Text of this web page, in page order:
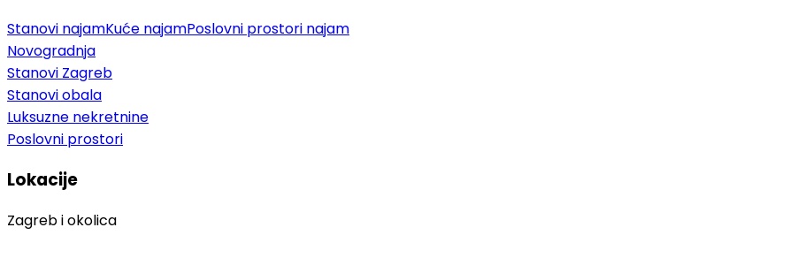
Stanovi najamKuće najamPoslovni prostori najam
Novogradnja
Stanovi Zagreb
Stanovi obala
Luksuzne nekretnine
Poslovni prostori
Lokacije
Zagreb i okolica